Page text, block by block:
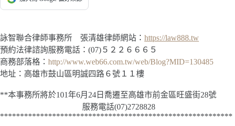
詠智聯合律師事務所 張清雄律師網站： https://law888.tw
預約法律諮詢服務電話：(07)５２２６６６５
商務部落格： http://www.web66.com.tw/web/Blog?MID=130485
地址：高雄市鼓山區明誠四路６號１１樓
**本事務所將於101年6月24日喬遷至高雄市前金區旺盛街28號
服務電話(07)2728828
**********************************************************